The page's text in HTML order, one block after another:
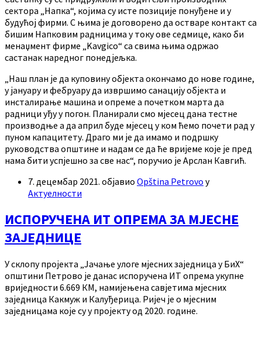
сектора „Напка“, којима су исте позиције понуђене и у
будућој фирми. С њима је договорено да остваре контакт са
бишим Напковим радницима у току ове седмице, како би
менаџмент фирме „Kavgico“ са свима њима одржао
састанак наредног понедјељка.
„Наш план је да куповину објекта окончамо до нове године,
у јануару и фебруару да извршимо санацију објекта и
инсталирање машина и опреме а почетком марта да
радници уђу у погон. Планирали смо мјесец дана тестне
производње а да април буде мјесец у ком ћемо почети рад у
пуном капацитету. Драго ми је да имамо и подршку
руководства општине и надам се да ће вријеме које је пред
нама бити успјешно за све нас“, поручио је Арслан Кавгић.
7. децембар 2021. објавио Opština Petrovo у
Актуелности
ИСПОРУЧЕНА ИТ ОПРЕМА ЗА МЈЕСНЕ
ЗАЈЕДНИЦЕ
У склопу пројекта „Јачање улоге мјесних заједница у БиХ“
општини Петрово је данас испоручена ИТ опрема укупне
вриједности 6.669 КМ, намијењена савјетима мјесних
заједница Какмуж и Калуђерица. Ријеч је о мјесним
заједницама које су у пројекту од 2020. године.